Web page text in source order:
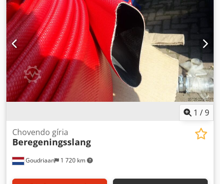
1 /9
Goudriaan 1 720 km
Chovendo gíria
Beregeningsslang